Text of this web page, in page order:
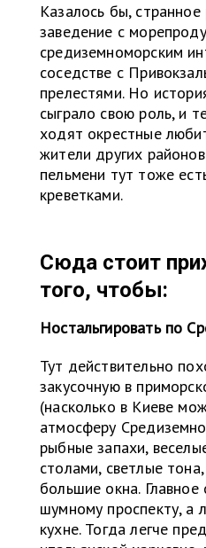
Казалось бы,
заведение с
средиземноморским
соседстве с
прелестями. Но
сыграло свою роль, и
ходят окрестные
жители других
пельмени тут тоже
креветками.
Сюда стоит
того, чтобы:
Ностальгировать по
Тут действительно
закусочную в
(насколько в Киеве
атмосферу
рыбные запахи,
столами, светлые
большие окна. Главное
шумному проспекту, а
кухне. Тогда легче